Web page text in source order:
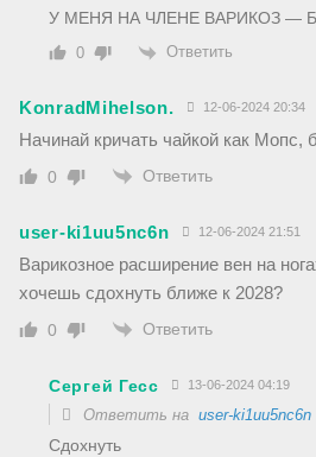
У МЕНЯ НА ЧЛЕНЕ ВАРИКОЗ —
0 Ответить
KonradMihelson. 12-06-2024 20:34
Начинай кричать чайкой как Мопс,
0 Ответить
user-ki1uu5nc6n 12-06-2024 21:51
Варикозное расширение вен на
хочешь сдохнуть ближе к 2028?
0 Ответить
Сергей Гесс 13-06-2024 04:19
Ответить на user-ki1uu5nc6n
Сдохнуть